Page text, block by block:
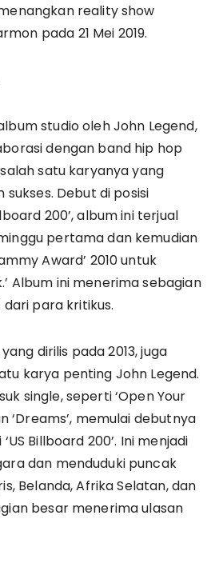
reality show
pada 21 Mei 2019.
studio oleh John Legend,
dengan band hip hop
salah satu karyanya yang
sukses. Debut di posisi
200’, album ini terjual
pertama dan kemudian
Award’ 2010 untuk
Album ini menerima sebagian
para kritikus.
dirilis pada 2013, juga
karya penting John Legend.
single, seperti ‘Open Your
‘Dreams’, memulai debutnya
Billboard 200’. Ini menjadi
dan menduduki puncak
Belanda, Afrika Selatan, dan
besar menerima ulasan